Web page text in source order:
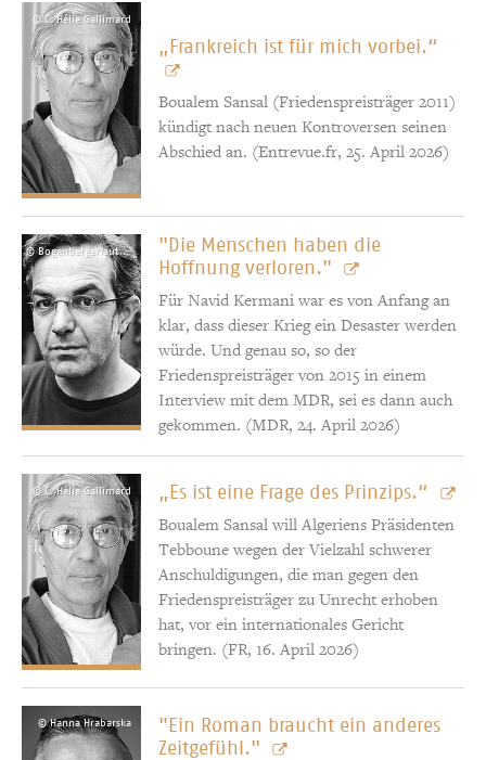
© C. Hélie Gallimard
„Frankreich ist für mich vorbei.“
Boualem Sansal (Friedenspreisträger 2011)
kündigt nach neuen Kontroversen seinen
Abschied an. (Entrevue.fr, 25. April 2026)
© Bogenberger/autorenfotos.com
"Die Menschen haben die
Hoffnung verloren."
Für Navid Kermani war es von Anfang an
klar, dass dieser Krieg ein Desaster werden
würde. Und genau so, so der
Friedenspreisträger von 2015 in einem
Interview mit dem MDR, sei es dann auch
gekommen. (MDR, 24. April 2026)
© C. Hélie Gallimard „Es ist eine Frage des Prinzips.“
Boualem Sansal will Algeriens Präsidenten
Tebboune wegen der Vielzahl schwerer
Anschuldigungen, die man gegen den
Friedenspreisträger zu Unrecht erhoben
hat, vor ein internationales Gericht
bringen. (FR, 16. April 2026)
© Hanna Hrabarska
"Ein Roman braucht ein anderes
Zeitgefühl."